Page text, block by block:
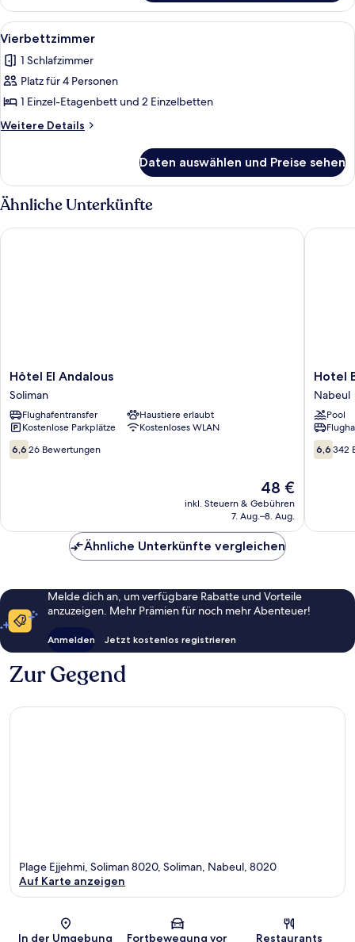
Alle
Fotos
für
Vierbettzimmer
anzeigen
Ein Bett mit blauen Bettwäsche und
2
Vierbettzimmer
1 Schlafzimmer
Platz für 4 Personen
1 Einzel-Etagenbett und 2 Einzelbetten
Weitere Details
Weitere
Daten auswählen und Preise sehen
Ähnliche Unterkünfte
Hôtel
El
Andalous
Soliman
Hôtel El Andalous
Soliman
Flughafentransfer
Haustiere erlaubt
Kostenlose Parkplätze
Kostenloses WLAN
6.6
von
6,6 26 Bewertungen
Der
Preis
beträgt
48 €
inkl. Steuern & Gebühren
7. Aug.–8. Aug.
Hôtel El Andalous
Hotel
Byzance
Nabeul
Hotel
Nabeul
Pool
6.6
von
6,6 342
Hotel
Ähnliche Unterkünfte vergleichen
Melde dich an, um verfügbare Rabatte und Vorteile
anzuzeigen. Mehr Prämien für noch mehr Abenteuer!
Anmelden Jetzt kostenlos registrieren
Zur Gegend
Karte
Plage Ejjehmi, Soliman 8020, Soliman, Nabeul, 8020
Auf Karte anzeigen
In der Umgebung Fortbewegung vor Restaurants